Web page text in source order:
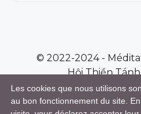
© 2022-2024 -
Hội Thiền
Contactez
Les cookies que nous utilisons
au bon fonctionnement du site.